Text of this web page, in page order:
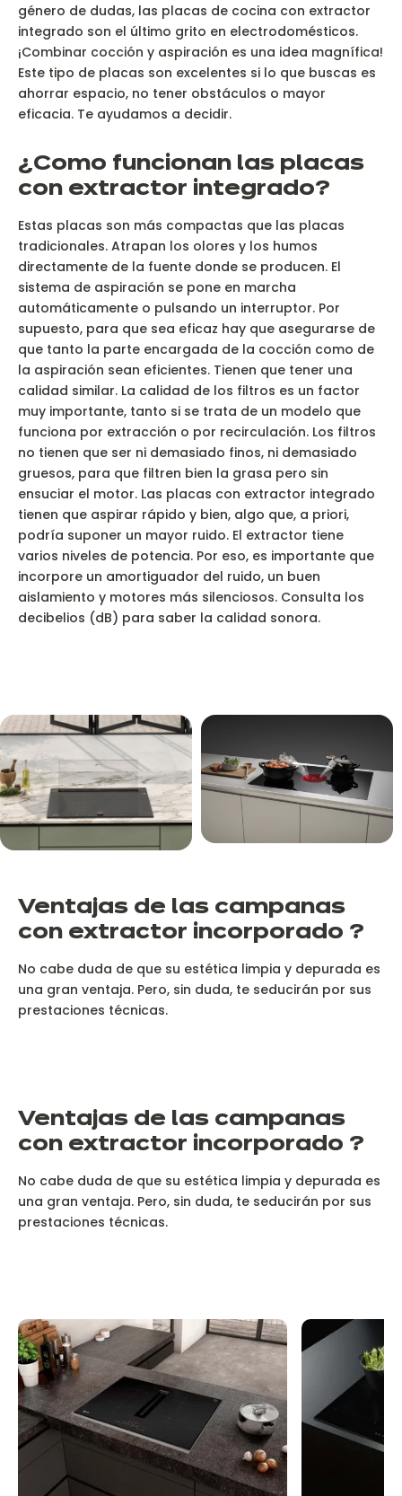
género de dudas, las placas de cocina con extractor
integrado son el último grito en electrodomésticos.
¡Combinar cocción y aspiración es una idea magnífica!
Este tipo de placas son excelentes si lo que buscas es
ahorrar espacio, no tener obstáculos o mayor
eficacia. Te ayudamos a decidir.
¿Como funcionan las placas
con extractor integrado?
Estas placas son más compactas que las placas
tradicionales. Atrapan los olores y los humos
directamente de la fuente donde se producen. El
sistema de aspiración se pone en marcha
automáticamente o pulsando un interruptor. Por
supuesto, para que sea eficaz hay que asegurarse de
que tanto la parte encargada de la cocción como de
la aspiración sean eficientes. Tienen que tener una
calidad similar. La calidad de los filtros es un factor
muy importante, tanto si se trata de un modelo que
funciona por extracción o por recirculación. Los filtros
no tienen que ser ni demasiado finos, ni demasiado
gruesos, para que filtren bien la grasa pero sin
ensuciar el motor. Las placas con extractor integrado
tienen que aspirar rápido y bien, algo que, a priori,
podría suponer un mayor ruido. El extractor tiene
varios niveles de potencia. Por eso, es importante que
incorpore un amortiguador del ruido, un buen
aislamiento y motores más silenciosos. Consulta los
decibelios (dB) para saber la calidad sonora.
Ventajas de las campanas
con extractor incorporado ?
No cabe duda de que su estética limpia y depurada es
una gran ventaja. Pero, sin duda, te seducirán por sus
prestaciones técnicas.
Ventajas de las campanas
con extractor incorporado ?
No cabe duda de que su estética limpia y depurada es
una gran ventaja. Pero, sin duda, te seducirán por sus
prestaciones técnicas.